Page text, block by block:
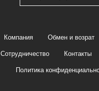
Компания Обмен и возрат
Сотрудничество Контакты
Политика